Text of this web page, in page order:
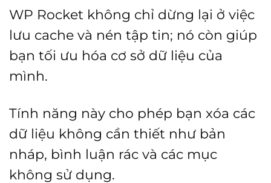
WP Rocket không chỉ dừng lại ở việc
lưu cache và nén tập tin; nó còn giúp
bạn tối ưu hóa cơ sở dữ liệu của
mình.
Tính năng này cho phép bạn xóa các
dữ liệu không cần thiết như bản
nháp, bình luận rác và các mục
không sử dụng.